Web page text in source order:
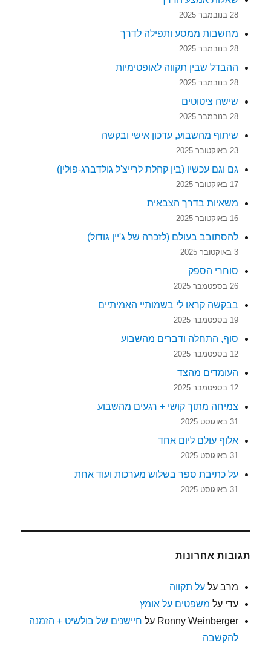
28 בנובמבר 2025
מחשבות ממסע ותפילה לדרך
28 בנובמבר 2025
ההבדל שבין תקווה לאופטימיות
28 בנובמבר 2025
שישה ציטוטים
28 בנובמבר 2025
שיתוף מהשבוע, עדכון אישי ובקשה
23 באוקטובר 2025
גם וגם עכשיו (בין קהלת לרייצ'ל גולדברג-פולין)
17 באוקטובר 2025
משאיות בדרך הצבאית
16 באוקטובר 2025
להסתובב בעולם (לזכרה של ג'יין גודול)
3 באוקטובר 2025
סוחרי הספק
26 בספטמבר 2025
בבקשה קראו לי בשמותיי האמיתיים
19 בספטמבר 2025
סוף, התחלה ודברים מהשבוע
12 בספטמבר 2025
העומדים מהצד
12 בספטמבר 2025
צמיחה מתוך קושי + רגעים מהשבוע
31 באוגוסט 2025
אלוף עולם ליום אחד
31 באוגוסט 2025
על כתיבת ספר בשלוש מערכות ועוד אחת
31 באוגוסט 2025
תגובות אחרונות
מרב עלעל תקווה
עדי על משפטים על אומץ
Ronny Weinberger על חיישנים של בולשיט + הזמנה
להקשבה